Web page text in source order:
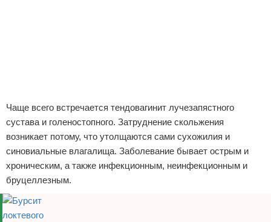
Чаще всего встречается тендовагинит лучезапястного
сустава и голеностопного. Затруднение скольжения
возникает потому, что утолщаются сами сухожилия и
синовиальные влагалища. Заболевание бывает острым и
хроническим, а также инфекционным, неинфекционным и
бруцеллезным.